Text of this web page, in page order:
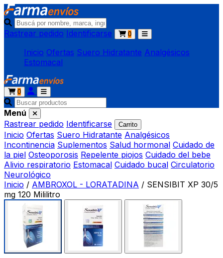
Rastrear pedido Identificarse 0
Inicio Ofertas Suero Hidratante Analgésicos
Estomacal
0
Menú
Rastrear pedido Identificarse Carrito
Inicio Ofertas Suero Hidratante Analgésicos
Incontinencia Suplementos Salud hormonal Cuidado de
la piel Osteoporosis Repelente piojos Cuidado del bebe
Alivio respiratorio Estomacal Cuidado bucal Circulatorio
Neurológico
Inicio / AMBROXOL - LORATADINA / SENSIBIT XP 30/5
mg 120 Mililitro